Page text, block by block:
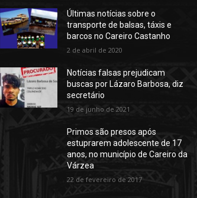
Últimas notícias sobre o
transporte de balsas, táxis e
barcos no Careiro Castanho
2 de abril de 2020
Notícias falsas prejudicam
buscas por Lázaro Barbosa, diz
secretário
19 de junho de 2021
Primos são presos após
estuprarem adolescente de 17
anos, no município de Careiro da
Várzea
22 de fevereiro de 2017